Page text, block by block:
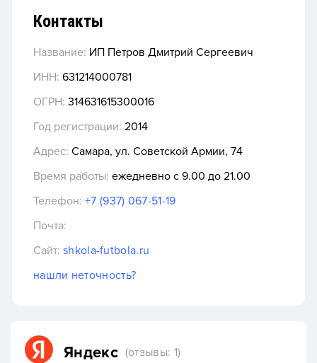
Контакты
Название: ИП Петров Дмитрий Сергеевич
ИНН: 631214000781
ОГРН: 314631615300016
Год регистрации: 2014
Адрес: Самара, ул. Советской Армии, 74
Время работы: ежедневно с 9.00 до 21.00
Телефон: +7 (937) 067-51-19
Почта:
Сайт: shkola-futbola.ru
нашли неточность?
Яндекс (отзывы: 1)